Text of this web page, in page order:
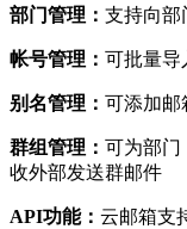
部门管理： 支持向部
帐号管理： 可批量导
别名管理： 可添加邮
群组管理： 可为部门
收外部发送群邮件
API功能： 云邮箱支